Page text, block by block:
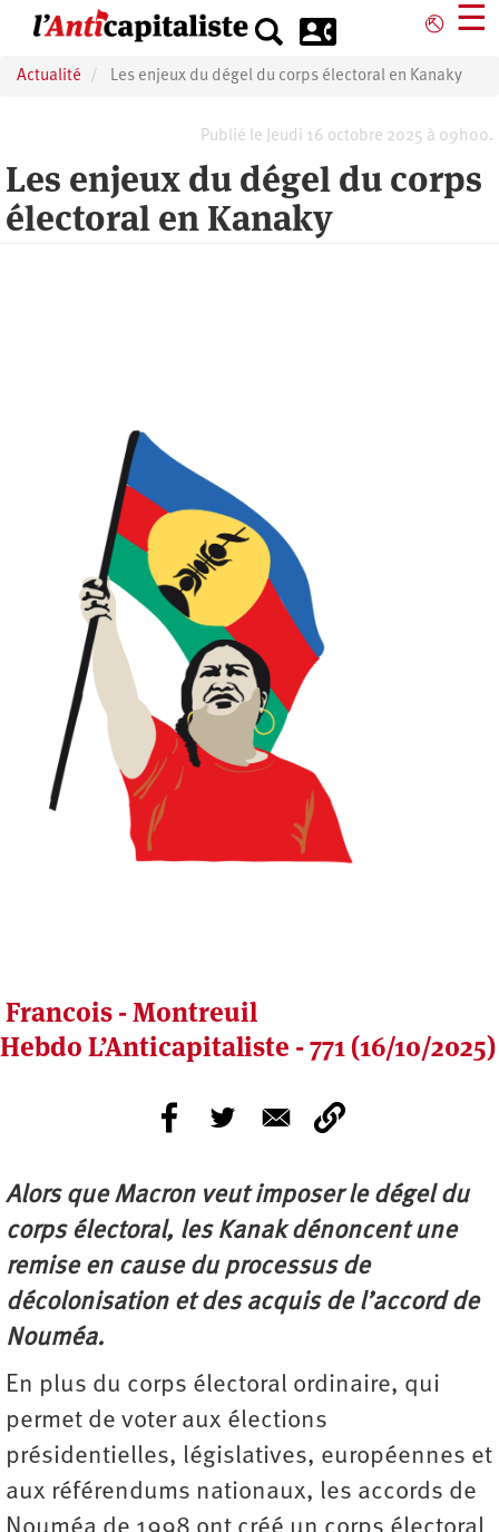
principal
⎋ ☰
Actualité Les enjeux du dégel du corps électoral en Kanaky
Publié le Jeudi 16 octobre 2025 à 09h00.
Les enjeux du dégel du corps
électoral en Kanaky
Francois - Montreuil
Hebdo L’Anticapitaliste - 771 (16/10/2025)
Alors que Macron veut imposer le dégel du
corps électoral, les Kanak dénoncent une
remise en cause du processus de
décolonisation et des acquis de l’accord de
Nouméa.
En plus du corps électoral ordinaire, qui
permet de voter aux élections
présidentielles, législatives, européennes et
aux référendums nationaux, les accords de